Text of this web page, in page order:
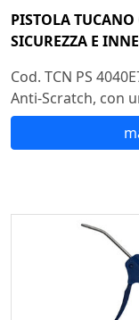
PISTOLA
SICUREZZA E
Cod. TCN PS
Anti-Scratch, con